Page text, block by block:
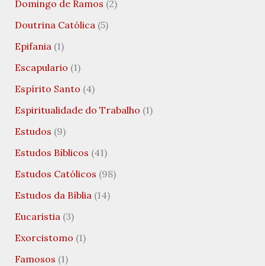
Domingo de Ramos (2)
Doutrina Católica(5)
Epifania(1)
Escapulario (1)
Espírito Santo (4)
Espiritualidade do Trabalho (1)
Estudos (9)
Estudos Bíblicos (41)
Estudos Católicos (98)
Estudos da Bíblia(14)
Eucaristia(3)
Exorcistomo (1)
Famosos (1)